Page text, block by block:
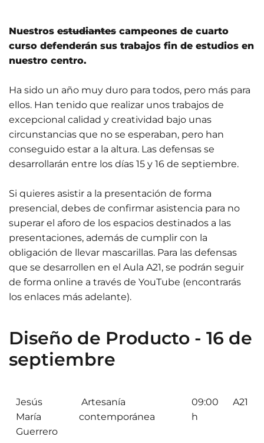
Nuestros estudiantes campeones de cuarto
curso defenderán sus trabajos fin de estudios en
nuestro centro.
Ha sido un año muy duro para todos, pero más para
ellos. Han tenido que realizar unos trabajos de
excepcional calidad y creatividad bajo unas
circunstancias que no se esperaban, pero han
conseguido estar a la altura. Las defensas se
desarrollarán entre los días 15 y 16 de septiembre.
Si quieres asistir a la presentación de forma
presencial, debes de confirmar asistencia para no
superar el aforo de los espacios destinados a las
presentaciones, además de cumplir con la
obligación de llevar mascarillas. Para las defensas
que se desarrollen en el Aula A21, se podrán seguir
de forma online a través de YouTube (encontrarás
los enlaces más adelante).
Diseño de Producto - 16 de
septiembre
Jesús
María
Guerrero
Artesanía
contemporánea
09:00
h
A21